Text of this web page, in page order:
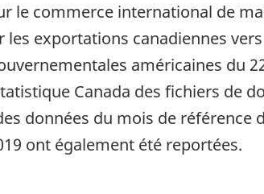
le commerce international de
exportations canadiennes
américaines du
Canada des fichiers de
données du mois de référence
ont également été reportées.